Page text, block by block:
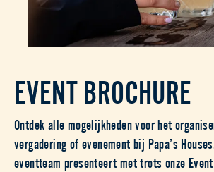
EVENT BROCHURE
Ontdek alle mogelijkheden voor het
vergadering of evenement bij Papa’s
eventteam presenteert met trots onze Event